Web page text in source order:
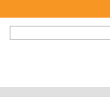
FORMULAIRE DE